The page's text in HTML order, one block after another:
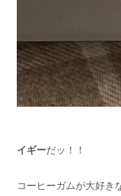
イギーだッ！！
コーヒーガムが大好き